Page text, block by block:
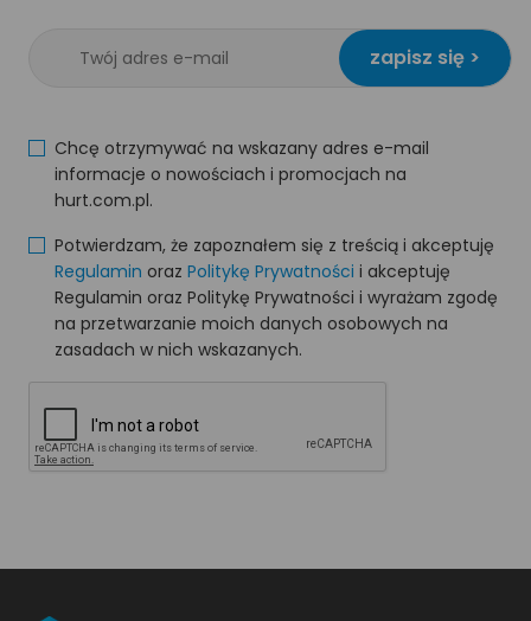
zapisz się >
Chcę otrzymywać na wskazany adres e-mail
informacje o nowościach i promocjach na
hurt.com.pl.
Potwierdzam, że zapoznałem się z treścią i akceptuję
Regulamin oraz Politykę Prywatności i akceptuję
Regulamin oraz Politykę Prywatności i wyrażam zgodę
na przetwarzanie moich danych osobowych na
zasadach w nich wskazanych.